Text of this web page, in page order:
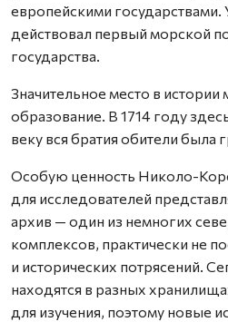
европейскими государствами.
действовал первый морской
государства.
Значительное место в истории
образование. В 1714 году
веку вся братия обители была
Особую ценность Николо-
для исследователей
архив — один из немногих
комплексов, практически не
и исторических потрясений.
находятся в разных
для изучения, поэтому новые